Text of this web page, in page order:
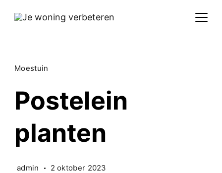
Moestuin
Postelein
planten
admin 2 oktober 2023